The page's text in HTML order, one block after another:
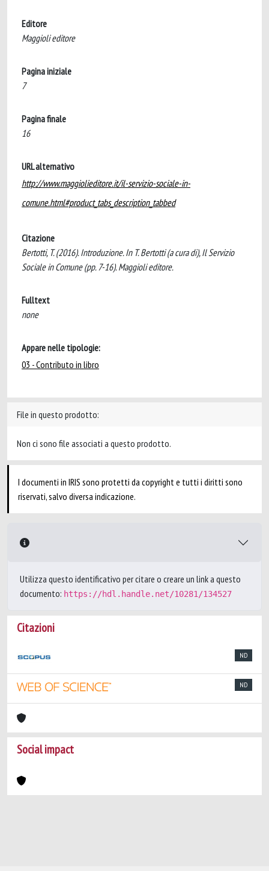
Editore
Maggioli editore
Pagina iniziale
7
Pagina finale
16
URL alternativo
http://www.maggiolieditore.it/il-servizio-sociale-in-
comune.html#product_tabs_description_tabbed
Citazione
Bertotti, T. (2016). Introduzione. In T. Bertotti (a cura di), Il Servizio
Sociale in Comune (pp. 7-16). Maggioli editore.
Fulltext
none
Appare nelle tipologie:
03 - Contributo in libro
File in questo prodotto:
Non ci sono file associati a questo prodotto.
I documenti in IRIS sono protetti da copyright e tutti i diritti sono
riservati, salvo diversa indicazione.
Utilizza questo identificativo per citare o creare un link a questo
documento: https://hdl.handle.net/10281/134527
Citazioni
ND
ND
Social impact